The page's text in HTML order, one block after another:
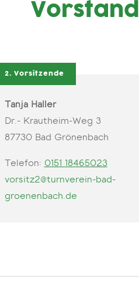
Vorstand
2. Vorsitzende
Tanja Haller
Dr.- Krautheim-Weg 3
87730 Bad Grönenbach
Telefon: 0151 18465023
vorsitz2@turnverein-bad-
groenenbach.de